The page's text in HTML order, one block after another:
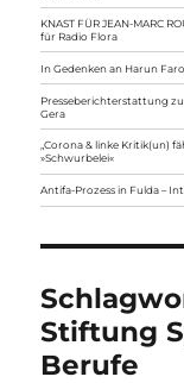
KNAST FÜR JEAN-MARC
für Radio Flora
In Gedenken an Harun
Presseberichterstattung
Gera
„Corona & linke Kritik(un)
»Schwurbelei«
Antifa-Prozess in Fulda –
Stiftung
Berufe